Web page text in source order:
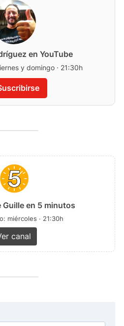
en YouTube
y domingo · 21:30h
Guille en 5 minutos
miércoles · 21:30h
canal